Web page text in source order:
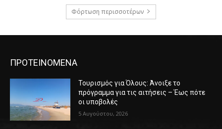
Φόρτωση περισσοτέρων
ΠΡΟΤΕΙΝΟΜΕΝΑ
Τουρισμός για Όλους: Άνοιξε το
πρόγραμμα για τις αιτήσεις – Έως πότε
οι υποβολές
5 Αυγούστου, 2026